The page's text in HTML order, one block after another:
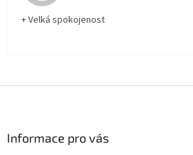
+ Velká spokojenost
Informace pro vás